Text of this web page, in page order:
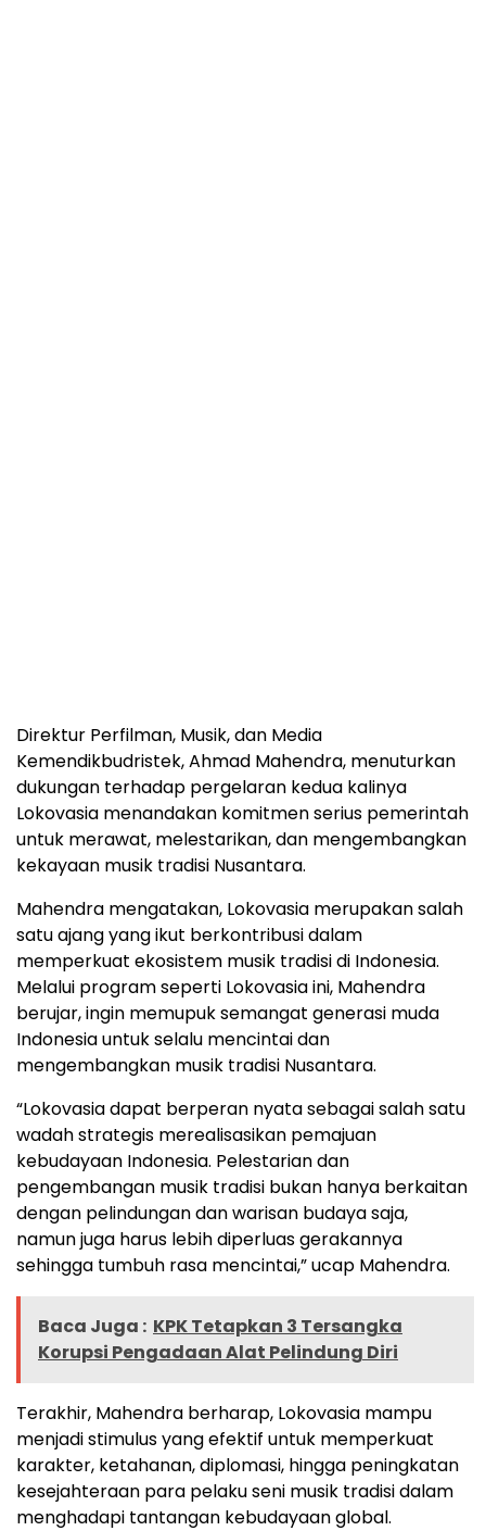
Direktur Perfilman, Musik, dan Media
Kemendikbudristek, Ahmad Mahendra, menuturkan
dukungan terhadap pergelaran kedua kalinya
Lokovasia menandakan komitmen serius pemerintah
untuk merawat, melestarikan, dan mengembangkan
kekayaan musik tradisi Nusantara.
Mahendra mengatakan, Lokovasia merupakan salah
satu ajang yang ikut berkontribusi dalam
memperkuat ekosistem musik tradisi di Indonesia.
Melalui program seperti Lokovasia ini, Mahendra
berujar, ingin memupuk semangat generasi muda
Indonesia untuk selalu mencintai dan
mengembangkan musik tradisi Nusantara.
“Lokovasia dapat berperan nyata sebagai salah satu
wadah strategis merealisasikan pemajuan
kebudayaan Indonesia. Pelestarian dan
pengembangan musik tradisi bukan hanya berkaitan
dengan pelindungan dan warisan budaya saja,
namun juga harus lebih diperluas gerakannya
sehingga tumbuh rasa mencintai,” ucap Mahendra.
Baca Juga : KPK Tetapkan 3 Tersangka
Korupsi Pengadaan Alat Pelindung Diri
Terakhir, Mahendra berharap, Lokovasia mampu
menjadi stimulus yang efektif untuk memperkuat
karakter, ketahanan, diplomasi, hingga peningkatan
kesejahteraan para pelaku seni musik tradisi dalam
menghadapi tantangan kebudayaan global.